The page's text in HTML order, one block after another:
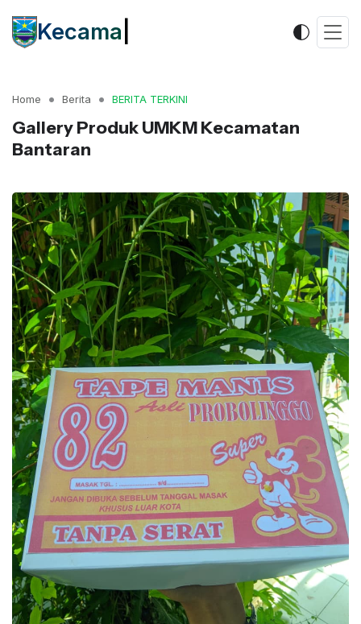
Kecamatan
Home Berita BERITA TERKINI
Gallery Produk UMKM Kecamatan
Bantaran